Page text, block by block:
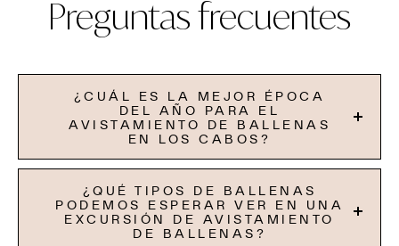
Preguntas frecuentes
¿CUÁL ES LA MEJOR ÉPOCA
DEL AÑO PARA EL
AVISTAMIENTO DE BALLENAS
EN LOS CABOS?
¿QUÉ TIPOS DE BALLENAS
PODEMOS ESPERAR VER EN UNA
EXCURSIÓN DE AVISTAMIENTO
DE BALLENAS?